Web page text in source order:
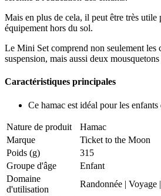
Mais en plus de cela, il peut être très
équipement hors du sol.
Le Mini Set comprend non seulement les
suspension, mais aussi deux
Caractéristiques principales
Ce hamac est idéal pour les
Nature de produit
Hamac
Marque
Ticket to the Moon
Poids (g)
315
Groupe d'âge
Enfant
Domaine
d'utilisation
Randonnée | Voyage |